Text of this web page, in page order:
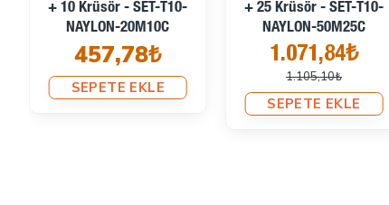
+ 10 Krüsör - SET-T10-
NAYLON-20M10C
457,78₺
SEPETE EKLE
+ 25 Krüsör - SET-T10-
NAYLON-50M25C
1.071,84₺
1.105,10₺
SEPETE EKLE